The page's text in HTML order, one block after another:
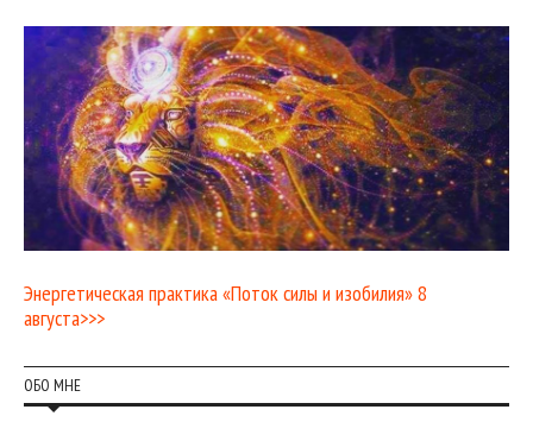
Энергетическая практика «Поток силы и изобилия» 8
августа>>>
ОБО МНЕ